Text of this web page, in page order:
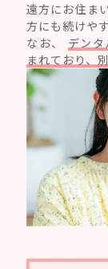
遠方にお住ま
方にも続けや
なお、 デン
まれており、